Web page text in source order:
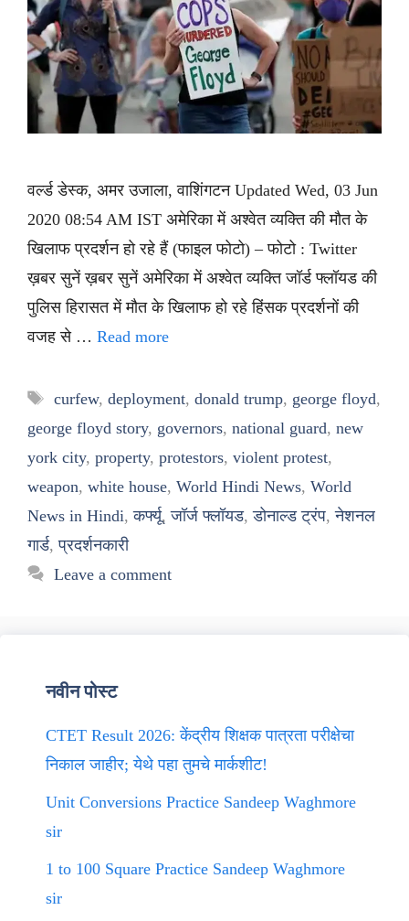
वर्ल्ड डेस्क, अमर उजाला, वाशिंगटन Updated Wed, 03 Jun
2020 08:54 AM IST अमेरिका में अश्वेत व्यक्ति की मौत के
खिलाफ प्रदर्शन हो रहे हैं (फाइल फोटो) – फोटो : Twitter
ख़बर सुनें ख़बर सुनें अमेरिका में अश्वेत व्यक्ति जॉर्ड फ्लॉयड की
पुलिस हिरासत में मौत के खिलाफ हो रहे हिंसक प्रदर्शनों की
वजह से … Read more
Tags
curfew, deployment, donald trump, george floyd,
george floyd story, governors, national guard, new
york city, property, protestors, violent protest,
weapon, white house, World Hindi News, World
News in Hindi,कर्फ्यू,जॉर्ज फ्लॉयड,डोनाल्ड ट्रंप,नेशनल
गार्ड,प्रदर्शनकारी
Leave a comment
नवीन पोस्ट
CTET Result 2026: केंद्रीय शिक्षक पात्रता परीक्षेचा
निकाल जाहीर; येथे पहा तुमचे मार्कशीट!
Unit Conversions Practice Sandeep Waghmore
sir
1 to 100 Square Practice Sandeep Waghmore
sir